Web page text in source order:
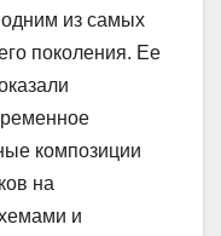
одним из самых
поколения. Ее
композиции
на
и